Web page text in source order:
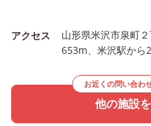
アクセス
山形県米沢市泉町
653m、米沢駅から
お近くの問い合わ
他の施設